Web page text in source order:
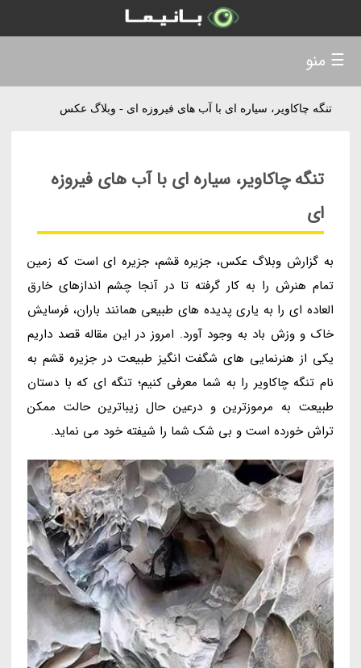
تنگه چاکاویر، سیاره ای با آب های فیروزه ای - وبلاگ عکس
تنگه چاکاویر، سیاره ای با آب های فیروزه
ای
به گزارش وبلاگ عکس، جزیره قشم، جزیره ای است که زمین
تمام هنرش را به کار گرفته تا در آنجا چشم اندازهای خارق
العاده ای را به یاری پدیده های طبیعی همانند باران، فرسایش
خاک و وزش باد به وجود آورد. امروز در این مقاله قصد داریم
یکی از هنرنمایی های شگفت انگیز طبیعت در جزیره قشم به
نام تنگه چاکاویر را به شما معرفی کنیم؛ تنگه ای که با دستان
طبیعت به مرموزترین و درعین حال زیباترین حالت ممکن
تراش خورده است و بی شک شما را شیفته خود می نماید.
☰ منو